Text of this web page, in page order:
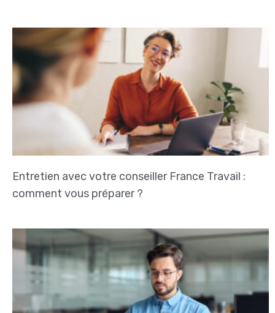
Entretien avec votre conseiller France Travail :
comment vous préparer ?